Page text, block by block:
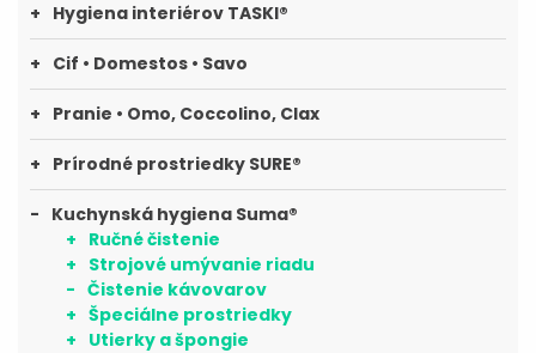
Hygiena interiérov TASKI®
Cif • Domestos • Savo
Pranie • Omo, Coccolino, Clax
Prírodné prostriedky SURE®
Kuchynská hygiena Suma®
Ručné čistenie
Strojové umývanie riadu
Čistenie kávovarov
Špeciálne prostriedky
Utierky a špongie